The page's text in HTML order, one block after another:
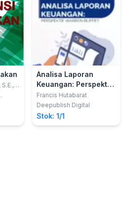
S.E.,
Analisa Laporan
Keuangan: Perspektif
Warren Buffet
Francis Hutabarat
Deepublish Digital
Stok: 1/1